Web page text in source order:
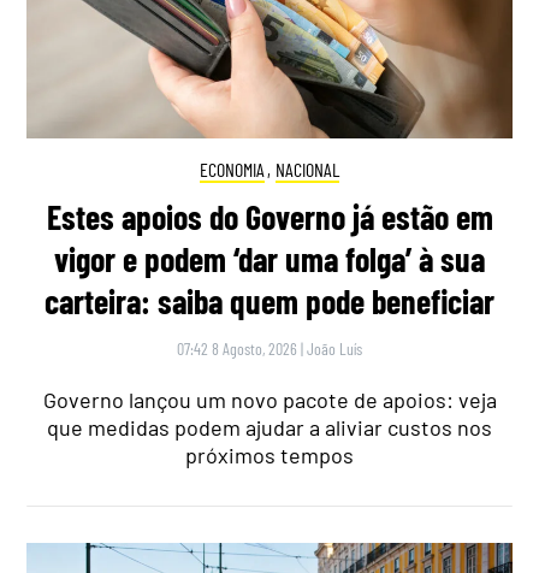
ECONOMIA , NACIONAL
Estes apoios do Governo já estão em
vigor e podem ‘dar uma folga’ à sua
carteira: saiba quem pode beneficiar
07:42 8 Agosto, 2026 |João Luís
Governo lançou um novo pacote de apoios: veja
que medidas podem ajudar a aliviar custos nos
próximos tempos